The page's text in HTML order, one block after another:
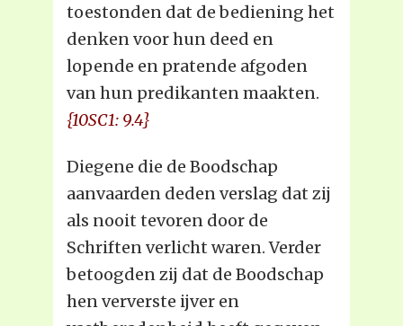
toestonden dat de bediening het
denken voor hun deed en
lopende en pratende afgoden
van hun predikanten maakten.
{10SC1: 9.4}
Diegene die de Boodschap
aanvaarden deden verslag dat zij
als nooit tevoren door de
Schriften verlicht waren. Verder
betoogden zij dat de Boodschap
hen ververste ijver en